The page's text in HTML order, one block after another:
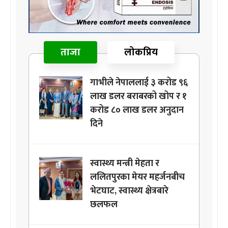
ताजा लोकप्रिय
गाभीले नेपाललाई ३ करोड ९६
लाख डलर बराबरको खोप र १
करोड ८० लाख डलर अनुदान
दिने
स्वास्थ्य मन्त्री मेहता र
ललितपुरका मेयर महर्जनबीच
भेटघाट, स्वास्थ्य क्षेत्रबारे
छलफल